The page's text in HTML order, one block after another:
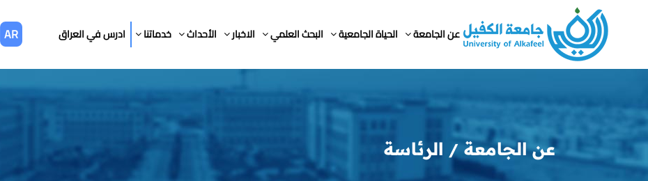
عن الجامعة الحياة الجامعية البحث العلمي الاخبار الأحداث خدماتنا ادرس في العراق AR
عن الجامعة الرئاسة